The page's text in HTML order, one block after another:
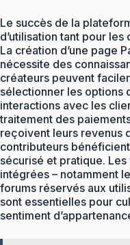
Le succès de la
d’utilisation tant pour
La création d’une page
nécessite des
créateurs peuvent
sélectionner les options
interactions avec les
traitement des
reçoivent leurs revenus
contributeurs
sécurisé et pratique.
intégrées – notamment
forums réservés aux
sont essentielles pour
sentiment